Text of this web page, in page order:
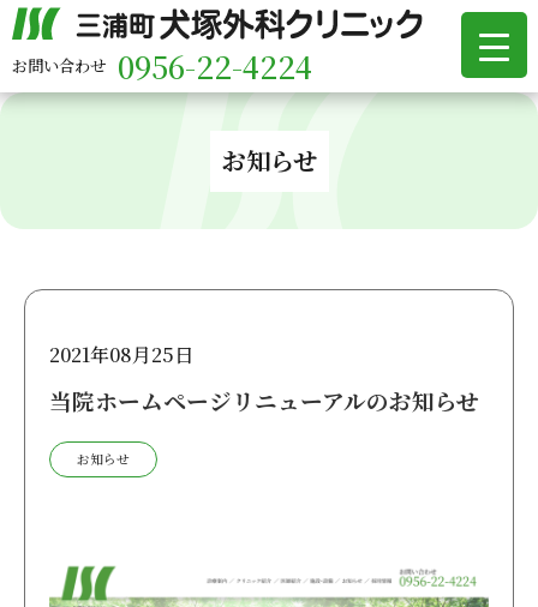
お問い合わせ 0956-22-4224
お知らせ
2021年08月25日
当院ホームページリニューアルのお知らせ
お知らせ